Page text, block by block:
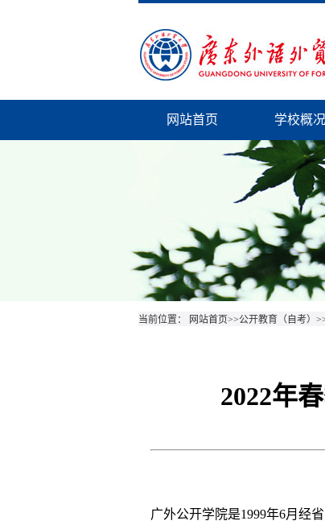
网站首页 学校概况
当前位置： 网站首页>>公开教育（自考）
2022年
广外公开学院是1999年6月经